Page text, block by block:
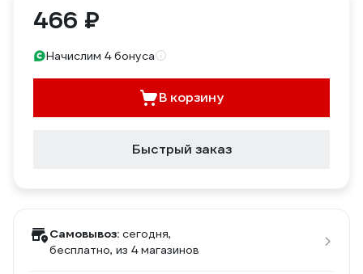
466 ₽
Начислим 4 бонуса
В корзину
Быстрый заказ
Самовывоз: сегодня,
бесплатно, из 4 магазинов